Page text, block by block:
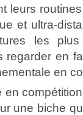
leurs
et ultra-
les
regarder en
en
en
une biche